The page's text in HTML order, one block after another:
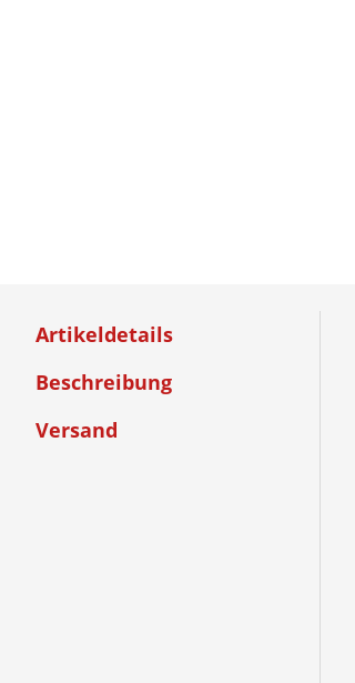
Artikeldetails
Beschreibung
Versand